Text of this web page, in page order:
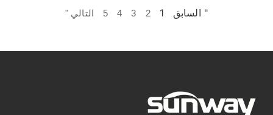
" السابق 1
2
3
4
5 التالي "